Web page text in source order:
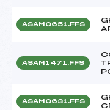
ASAM0651.FFS
ASAM1471.FFS
ASAM0631.FFS